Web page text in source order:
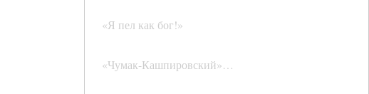
«Я пел как бог!»
«Чумак-Кашпировский»…